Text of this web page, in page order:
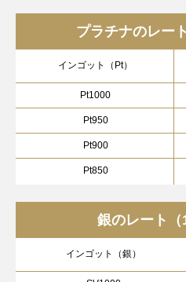
プラチナのレー
インゴット（Pt）
Pt1000
Pt950
Pt900
Pt850
銀のレート（
インゴット（銀）